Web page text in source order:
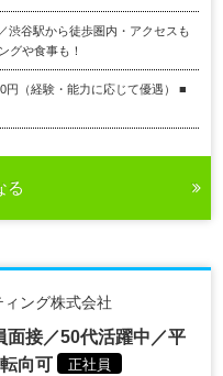
渋谷駅から徒歩圏内・アクセスも
グや食事も！
円（経験・能力に応じて優遇） ■
る
ング株式会社
接／50代活躍中／平
向可
正社員